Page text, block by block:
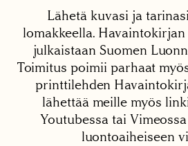
Lähetä kuvasi ja
lomakkeella.
julkaistaan Suomen
Toimitus poimii parhaat
printtilehden
lähettää meille myös
Youtubessa tai
luontoaiheiseen